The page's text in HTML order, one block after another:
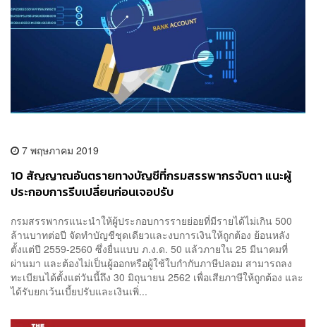
7 พฤษภาคม 2019
10 สัญญาณอันตรายทางบัญชีที่กรมสรรพากรจับตา แนะผู้
ประกอบการรีบเปลี่ยนก่อนเจอปรับ
กรมสรรพากรแนะนำให้ผู้ประกอบการรายย่อยที่มีรายได้ไม่เกิน 500
ล้านบาทต่อปี จัดทำบัญชีชุดเดียวและงบการเงินให้ถูกต้อง ย้อนหลัง
ตั้งแต่ปี 2559-2560 ซึ่งยื่นแบบ ภ.ง.ด. 50 แล้วภายใน 25 มีนาคมที่
ผ่านมา และต้องไม่เป็นผู้ออกหรือผู้ใช้ใบกำกับภาษีปลอม สามารถลง
ทะเบียนได้ตั้งแต่วันนี้ถึง 30 มิถุนายน 2562 เพื่อเสียภาษีให้ถูกต้อง และ
ได้รับยกเว้นเบี้ยปรับและเงินเพิ่...